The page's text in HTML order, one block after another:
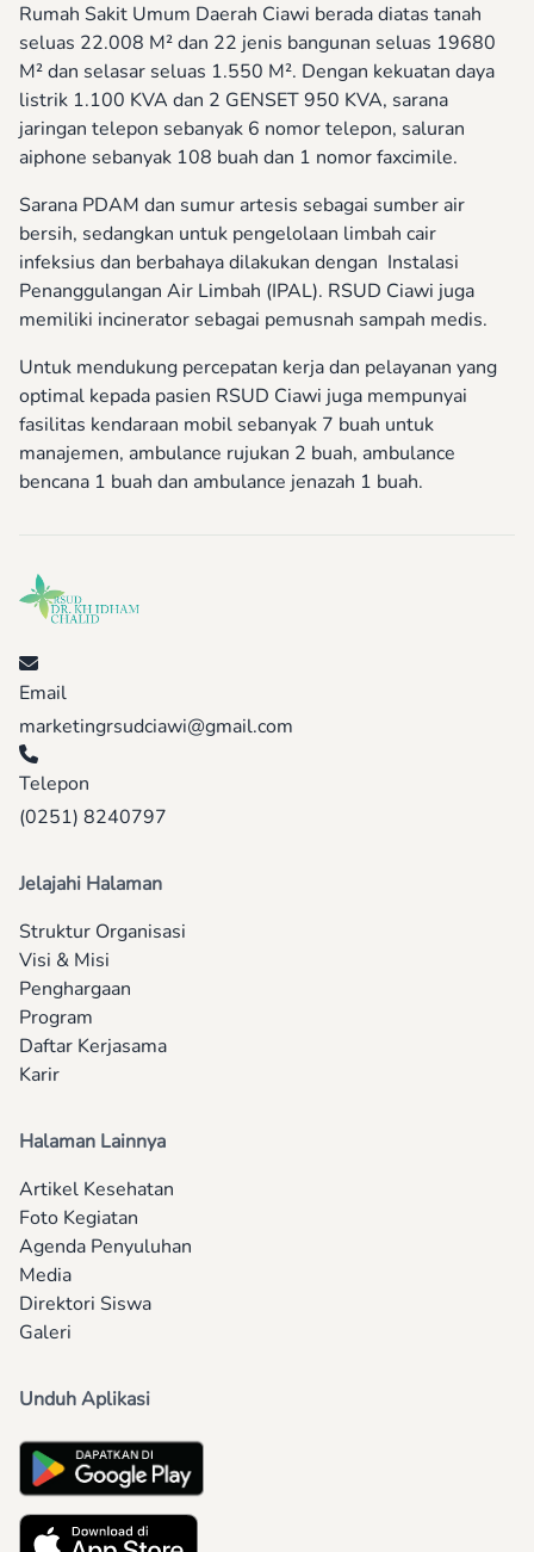
Rumah Sakit Umum Daerah Ciawi berada diatas tanah
seluas 22.008 M² dan 22 jenis bangunan seluas 19680
M² dan selasar seluas 1.550 M². Dengan kekuatan daya
listrik 1.100 KVA dan 2 GENSET 950 KVA, sarana
jaringan telepon sebanyak 6 nomor telepon, saluran
aiphone sebanyak 108 buah dan 1 nomor faxcimile.
Sarana PDAM dan sumur artesis sebagai sumber air
bersih, sedangkan untuk pengelolaan limbah cair
infeksius dan berbahaya dilakukan dengan Instalasi
Penanggulangan Air Limbah (IPAL). RSUD Ciawi juga
memiliki incinerator sebagai pemusnah sampah medis.
Untuk mendukung percepatan kerja dan pelayanan yang
optimal kepada pasien RSUD Ciawi juga mempunyai
fasilitas kendaraan mobil sebanyak 7 buah untuk
manajemen, ambulance rujukan 2 buah, ambulance
bencana 1 buah dan ambulance jenazah 1 buah.
Email
marketingrsudciawi@gmail.com
Telepon
(0251) 8240797
Jelajahi Halaman
Struktur Organisasi
Visi & Misi
Penghargaan
Program
Daftar Kerjasama
Karir
Halaman Lainnya
Artikel Kesehatan
Foto Kegiatan
Agenda Penyuluhan
Media
Direktori Siswa
Galeri
Unduh Aplikasi